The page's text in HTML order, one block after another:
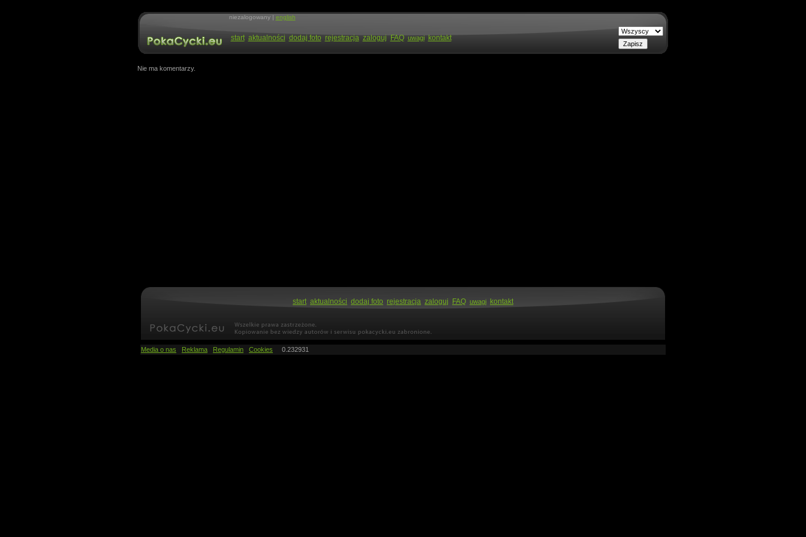
niezalogowany | english
start aktualności dodaj foto rejestracja zaloguj FAQ uwagi kontakt
Nie ma komentarzy.
start aktualności dodaj foto rejestracja zaloguj FAQ uwagi kontakt
Media o nas Reklama Regulamin Cookies 0.232931